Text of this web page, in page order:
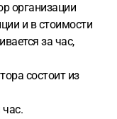
организации
и в стоимости
за час,
состоит из